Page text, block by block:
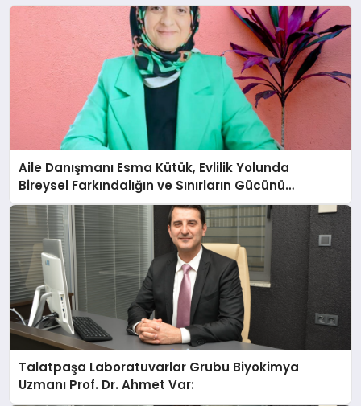
Aile Danışmanı Esma Kütük, Evlilik Yolunda
Bireysel Farkındalığın ve Sınırların Gücünü
Anlatıyor
Talatpaşa Laboratuvarlar Grubu Biyokimya
Uzmanı Prof. Dr. Ahmet Var: